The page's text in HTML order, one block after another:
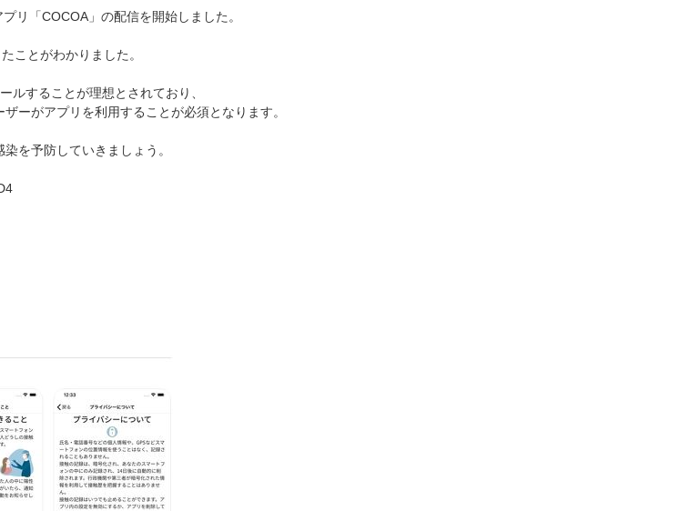
リ「COCOA」の配信を開始しました。
ことがわかりました。
ルすることが理想とされており、
ーがアプリを利用することが必須となります。
を予防していきましょう。